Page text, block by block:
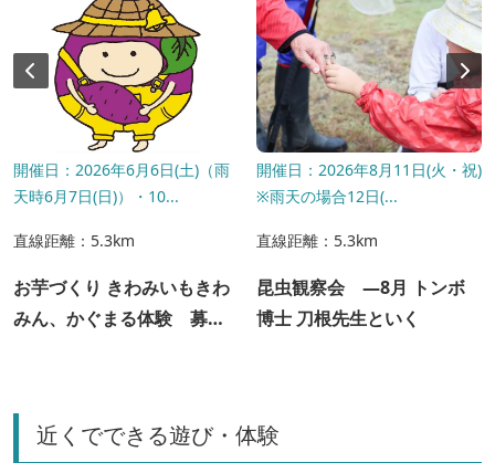
開催日：2026年6月6日(土)（雨
天時6月7日(日)）・10...
直線距離：5.3km
お芋づくり きわみいもきわ
みん、かぐまる体験 募集
開催日：2026年8月11日(火・祝)
※雨天の場合12日(...
直線距離：5.3km
昆虫観察会 ―8月 トンボ
博士 刀根先生といく
近くでできる遊び・体験